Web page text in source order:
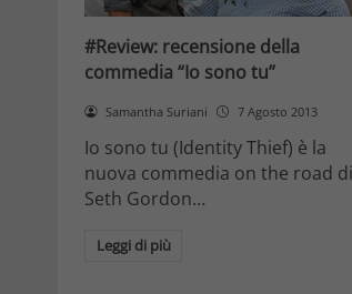
#Review: recensione della
commedia “Io sono tu”
Samantha Suriani 7 Agosto 2013
Io sono tu (Identity Thief) è la
nuova commedia on the road di
Seth Gordon…
Leggi di più